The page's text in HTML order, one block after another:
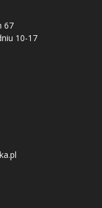
67
10-17